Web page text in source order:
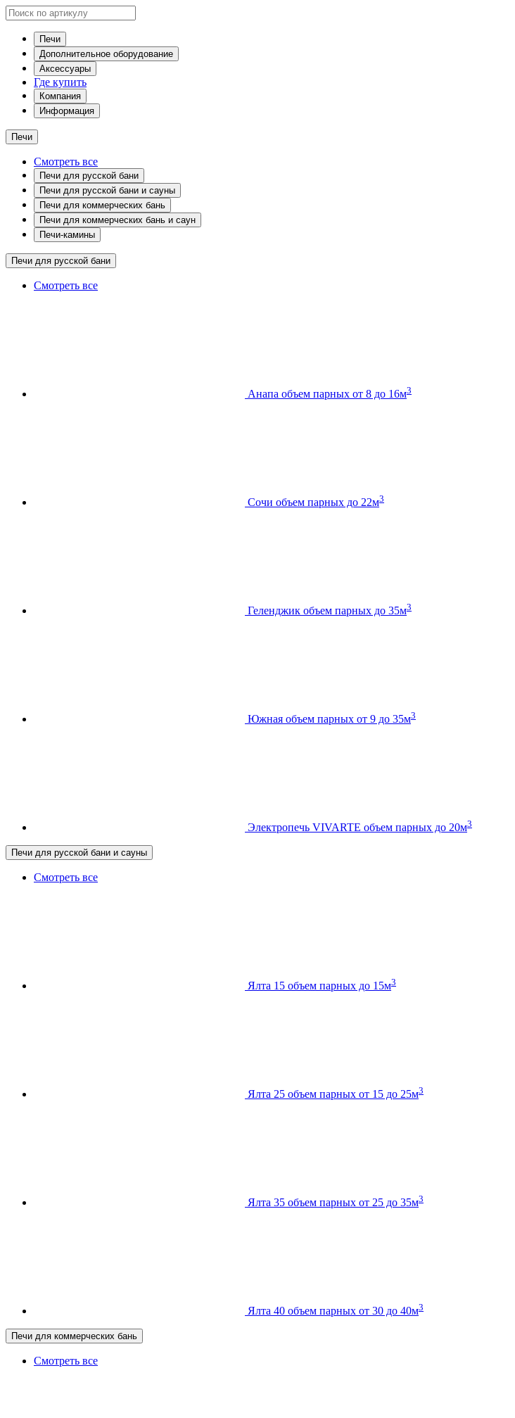
Печи
Дополнительное оборудование
Аксессуары
Где купить
Компания
Информация
Печи
Смотреть все
Печи для русской бани
Печи для русской бани и сауны
Печи для коммерческих бань
Печи для коммерческих бань и саун
Печи-камины
Печи для русской бани
Смотреть все
Анапа объем парных от 8 до 16м3
Сочи объем парных до 22м3
Геленджик объем парных до 35м3
Южная объем парных от 9 до 35м3
Электропечь VIVARTE объем парных до 20м3
Печи для русской бани и сауны
Смотреть все
Ялта 15 объем парных до 15м3
Ялта 25 объем парных от 15 до 25м3
Ялта 35 объем парных от 25 до 35м3
Ялта 40 объем парных от 30 до 40м3
Печи для коммерческих бань
Смотреть все